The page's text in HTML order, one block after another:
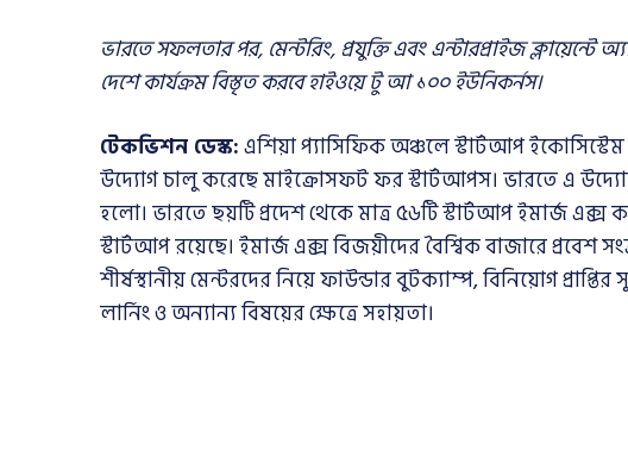
ভারতে সফলতার পর, মেন্টরিং, প্রযুক্তি এবং এন্টারপ্রাইজ
দেশে কার্যক্রম বিস্তৃত করবে হাইওয়ে টু আ ১০০ ইউনিকর্নস।
টেকভিশন ডেস্ক:এশিয়া প্যাসিফিক অঞ্চলে স্টার্টআপ
উদ্যোগ চালু করেছে মাইক্রোসফট ফর স্টার্টআপস। ভারতে এ
হলো। ভারতে ছয়টি প্রদেশ থেকে মাত্র ৫৬টি স্টার্টআপ ইমার্জ এক্স
স্টার্টআপ রয়েছে। ইমার্জ এক্স বিজয়ীদের বৈশ্বিক বাজারে প্রবেশ
শীর্ষস্থানীয় মেন্টরদের নিয়ে ফাউন্ডার বুটক্যাম্প, বিনিয়োগ
লার্নিং ও অন্যান্য বিষয়ের ক্ষেত্রে সহায়তা।